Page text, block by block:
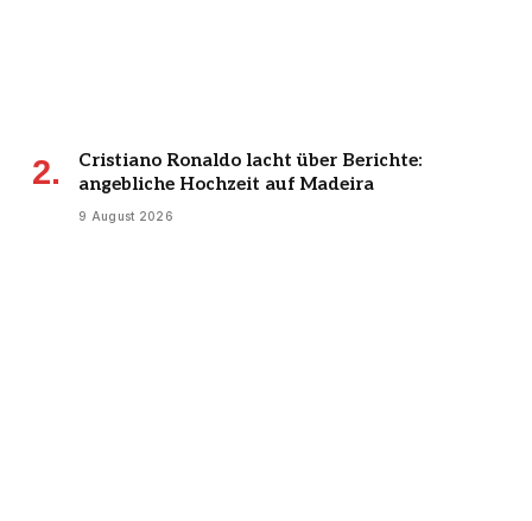
Cristiano Ronaldo lacht über Berichte:
angebliche Hochzeit auf Madeira
9 August 2026